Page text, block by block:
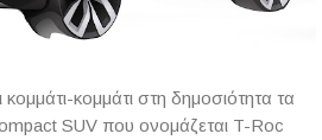
κομμάτι-κομμάτι στη δημοσιότητα τα
SUV που ονομάζεται T-Roc